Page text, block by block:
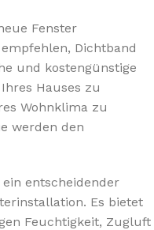
Fenster
Dichtband
und kostengünstige
Hauses zu
Wohnklima zu
werden den
entscheidender
Es bietet
Feuchtigkeit, Zugluft